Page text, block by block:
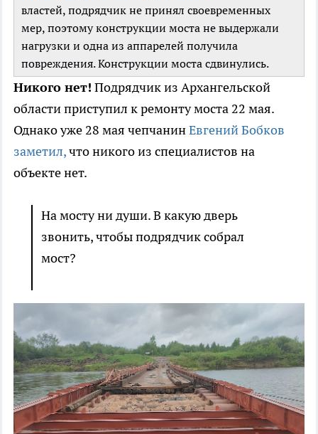
властей, подрядчик не принял своевременных
мер, поэтому конструкции моста не выдержали
нагрузки и одна из аппарелей получила
повреждения. Конструкции моста сдвинулись.
Никого нет! Подрядчик из Архангельской
области приступил к ремонту моста 22 мая.
Однако уже 28 мая чепчанинЕвгений Бобков
заметил,что никого из специалистов на
объекте нет.
На мосту ни души. В какую дверь
звонить, чтобы подрядчик собрал
мост?